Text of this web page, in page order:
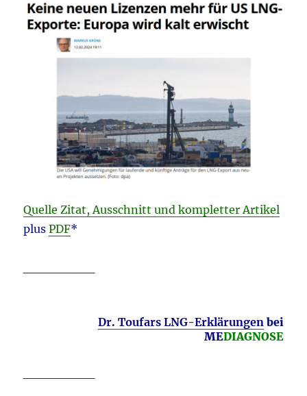
Quelle Zitat, Ausschnitt und kompletter Artikel
plusPDF*
Dr. Toufars LNG-Erklärungenbei
MEDIAGNOSE